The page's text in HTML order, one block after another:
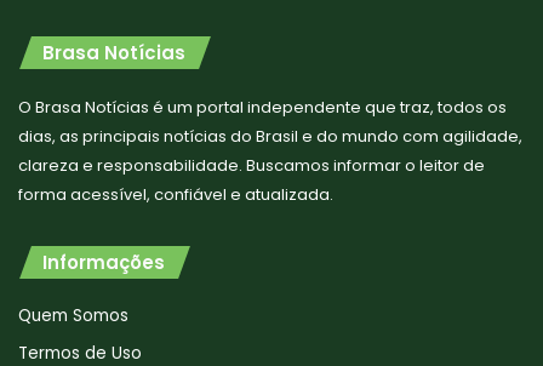
Brasa Notícias
O Brasa Notícias é um portal independente que traz, todos os
dias, as principais notícias do Brasil e do mundo com agilidade,
clareza e responsabilidade. Buscamos informar o leitor de
forma acessível, confiável e atualizada.
Informações
Quem Somos
Termos de Uso